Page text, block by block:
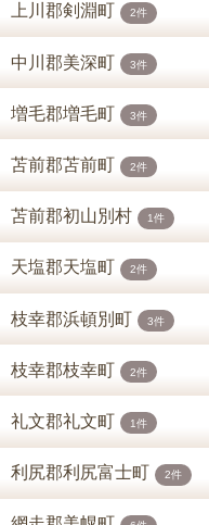
上川郡剣淵町 2件
中川郡美深町 3件
増毛郡増毛町 3件
苫前郡苫前町 2件
苫前郡初山別村 1件
天塩郡天塩町 2件
枝幸郡浜頓別町 3件
枝幸郡枝幸町 2件
礼文郡礼文町 1件
利尻郡利尻富士町 2件